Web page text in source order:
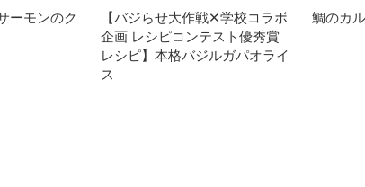
ーモンのク
【バジらせ大作戦✕学校コラボ
企画 レシピコンテスト優秀賞
レシピ】本格バジルガパオライ
ス
鯛のカ